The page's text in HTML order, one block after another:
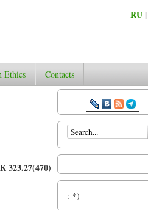
RU |
Ethics Contacts
323.27(470)
Search form
:-*)